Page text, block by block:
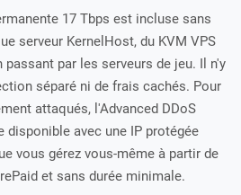
17 Tbps est incluse sans
serveur KernelHost, du KVM VPS
passant par les serveurs de jeu. Il n'y
séparé ni de frais cachés. Pour
attaqués, l'Advanced DDoS
disponible avec une IP protégée
vous gérez vous-même à partir de
et sans durée minimale.